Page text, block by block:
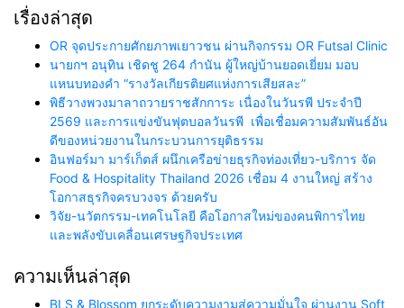
เรื่องล่าสุด
OR จุดประกายศักยภาพเยาวชน ผ่านกิจกรรม OR Futsal Clinic
นายกฯ อนุทิน เชิดชู 264 กำนัน ผู้ใหญ่บ้านยอดเยี่ยม มอบ
แหนบทองคำ “รางวัลเกียรติยศแห่งการเสียสละ”
พิธีวางพวงมาลาถวายราชสักการะ เนื่องในวันรพี ประจำปี
2569 และการแข่งขันฟุตบอลวันรพี เพื่อเชื่อมความสัมพันธ์อัน
ดีของหน่วยงานในกระบวนการยุติธรรม
อินฟอร์มา มาร์เก็ตส์ ผนึกเครือข่ายธุรกิจท่องเที่ยว-บริการ จัด
Food & Hospitality Thailand 2026 เชื่อม 4 งานใหญ่ สร้าง
โอกาสธุรกิจครบวงจร ด้วยครับ
วิจัย-นวัตกรรม-เทคโนโลยี คือโอกาสใหม่ของคนพิการไทย
และพลังขับเคลื่อนเศรษฐกิจประเทศ
ความเห็นล่าสุด
BLS & Blossom ยกระดับความงามสู่ความมั่นใจ ผ่านงาน Soft